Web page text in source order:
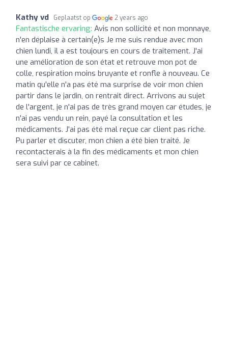
Kathy vd Geplaatst op 2 years ago
Fantastische ervaring: Avis non sollicité et non monnaye,
n'en déplaise à certain(e)s Je me suis rendue avec mon
chien lundi, il a est toujours en cours de traitement. J'ai
une amélioration de son état et retrouve mon pot de
colle, respiration moins bruyante et ronfle à nouveau. Ce
matin qu'elle n'a pas été ma surprise de voir mon chien
partir dans le jardin, on rentrait direct. Arrivons au sujet
de l'argent, je n'ai pas de très grand moyen car études, je
n'ai pas vendu un rein, payé la consultation et les
médicaments. J'ai pas été mal reçue car client pas riche.
Pu parler et discuter, mon chien a été bien traité. Je
recontacterais à la fin des médicaments et mon chien
sera suivi par ce cabinet.